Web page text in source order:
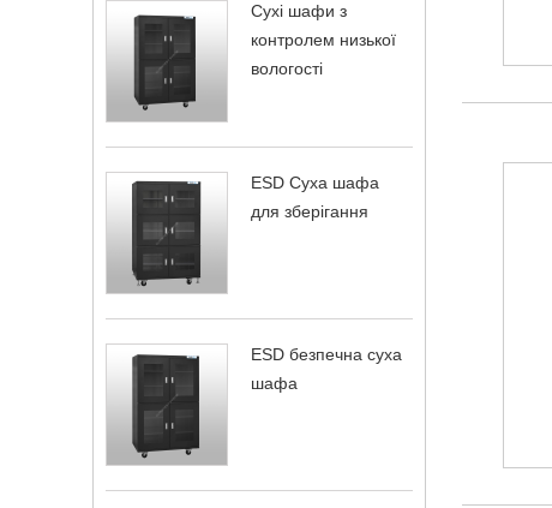
Сухі шафи з
контролем низької
вологості
ESD Суха шафа
для зберігання
ESD безпечна суха
шафа